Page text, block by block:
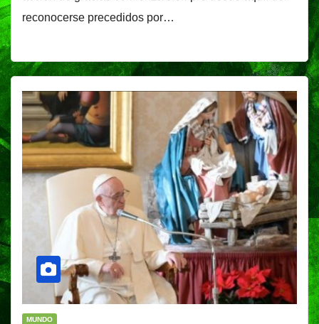
reconocerse precedidos por…
MUNDO